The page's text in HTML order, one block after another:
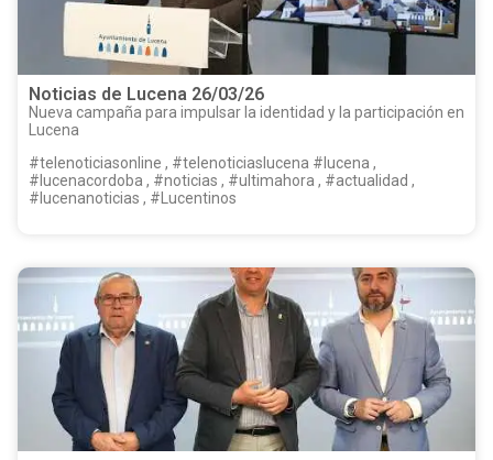
Noticias de Lucena 26/03/26
Nueva campaña para impulsar la identidad y la participación en
Lucena
#telenoticiasonline , #telenoticiaslucena #lucena ,
#lucenacordoba , #noticias , #ultimahora , #actualidad ,
#lucenanoticias , #Lucentinos